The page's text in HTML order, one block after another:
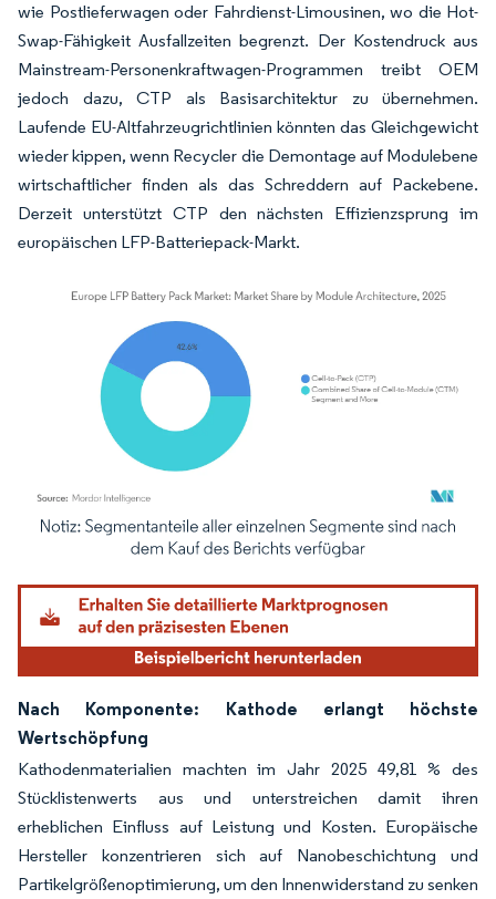
wie Postlieferwagen oder Fahrdienst-Limousinen, wo die Hot-
Swap-Fähigkeit Ausfallzeiten begrenzt. Der Kostendruck aus
Mainstream-Personenkraftwagen-Programmen treibt OEM
jedoch dazu, CTP als Basisarchitektur zu übernehmen.
Laufende EU-Altfahrzeugrichtlinien könnten das Gleichgewicht
wieder kippen, wenn Recycler die Demontage auf Modulebene
wirtschaftlicher finden als das Schreddern auf Packebene.
Derzeit unterstützt CTP den nächsten Effizienzsprung im
europäischen LFP-Batteriepack-Markt.
Bild © Mordor Intelligence. Wiederverwendung erfordert Namensnennung
Nach Komponente: Kathode erlangt höchste
Wertschöpfung
Kathodenmaterialien machten im Jahr 2025 49,81 % des
Stücklistenwerts aus und unterstreichen damit ihren
erheblichen Einfluss auf Leistung und Kosten. Europäische
Hersteller konzentrieren sich auf Nanobeschichtung und
Partikelgrößenoptimierung, um den Innenwiderstand zu senken